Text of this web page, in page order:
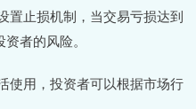
置止损机制，当交易亏损达到
者的风险。
使用，投资者可以根据市场行